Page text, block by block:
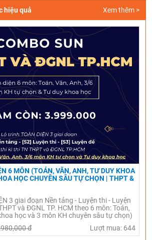
hiệu quả Xem thêm >
6 MÔN (TOÁN, VĂN, ANH, TƯ DUY KHOA
HỌC CHUYÊN SÂU TỰ CHỌN | THPT &
3 giai đoạn Nền tảng - Luyện thi - Luyện
và ĐGNL TP. HCM theo 6 môn: Toán,
học và 3 môn KH chuyên sâu tự chọn)
đ Lượt mua: 644